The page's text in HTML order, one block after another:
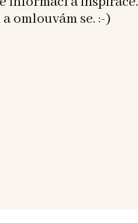
omlouvám se. :-)